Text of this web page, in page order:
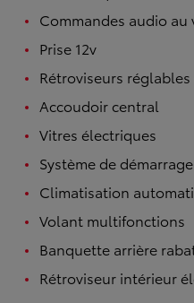
Commandes audio au
Prise 12v
Rétroviseurs
Accoudoir central
Vitres électriques
Système de
Climatisation
Volant multifonctions
Banquette arrière
Rétroviseur intérieur